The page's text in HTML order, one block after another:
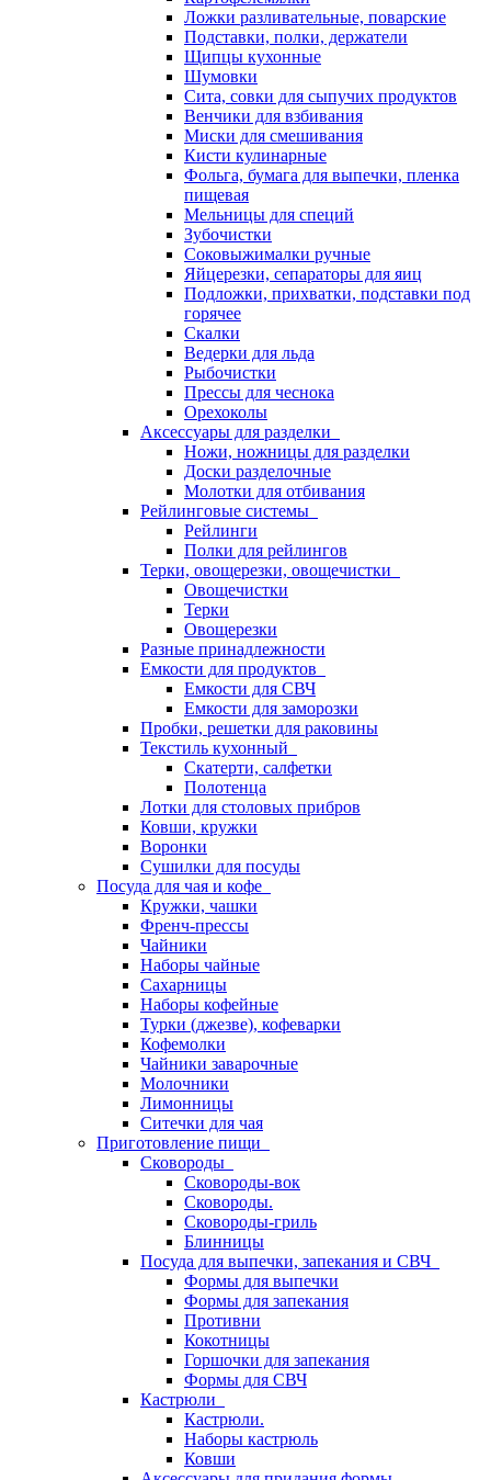
Ложки разливательные, поварские
Подставки, полки, держатели
Щипцы кухонные
Шумовки
Сита, совки для сыпучих продуктов
Венчики для взбивания
Миски для смешивания
Кисти кулинарные
Фольга, бумага для выпечки, пленка
пищевая
Мельницы для специй
Зубочистки
Соковыжималки ручные
Яйцерезки, сепараторы для яиц
Подложки, прихватки, подставки под
горячее
Скалки
Ведерки для льда
Рыбочистки
Прессы для чеснока
Орехоколы
Аксессуары для разделки
Ножи, ножницы для разделки
Доски разделочные
Молотки для отбивания
Рейлинговые системы
Рейлинги
Полки для рейлингов
Терки, овощерезки, овощечистки
Овощечистки
Терки
Овощерезки
Разные принадлежности
Емкости для продуктов
Емкости для СВЧ
Емкости для заморозки
Пробки, решетки для раковины
Текстиль кухонный
Скатерти, салфетки
Полотенца
Лотки для столовых прибров
Ковши, кружки
Воронки
Сушилки для посуды
Посуда для чая и кофе
Кружки, чашки
Френч-прессы
Чайники
Наборы чайные
Сахарницы
Наборы кофейные
Турки (джезве), кофеварки
Кофемолки
Чайники заварочные
Молочники
Лимонницы
Ситечки для чая
Приготовление пищи
Сковороды
Сковороды-вок
Сковороды.
Сковороды-гриль
Блинницы
Посуда для выпечки, запекания и СВЧ
Формы для выпечки
Формы для запекания
Противни
Кокотницы
Горшочки для запекания
Формы для СВЧ
Кастрюли
Кастрюли.
Наборы кастрюль
Ковши